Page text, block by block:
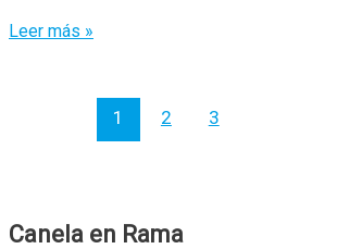
‘Serpiente
Leer más »
1 2 3
Canela en Rama